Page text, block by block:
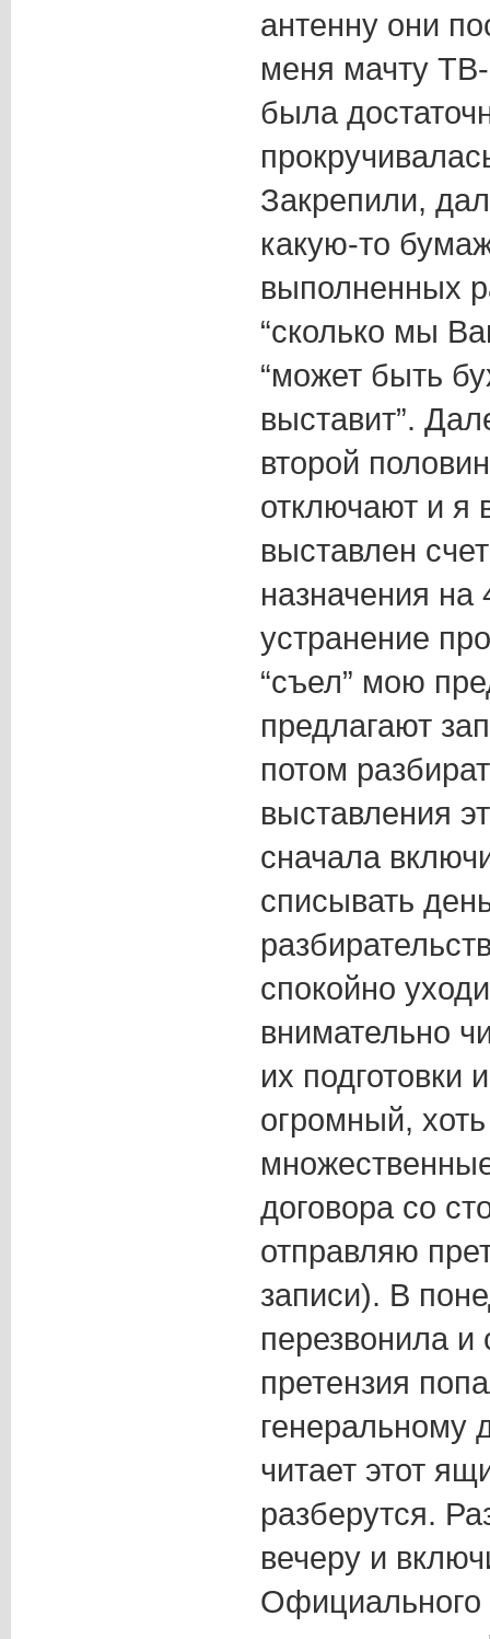
антенну они
меня мачту
была
Закрепили,
какую-то
выполненных
“сколько мы
“может быть
выставит”.
второй
отключают и я
выставлен
назначения на
устранение
“съел” мою
предлагают
потом
выставления
сначала
списывать
спокойно
внимательно
их подготовки
огромный,
договора со
отправляю
записи). В
перезвонила и
претензия
генеральному
читает этот
разберутся.
вечеру и
Официального